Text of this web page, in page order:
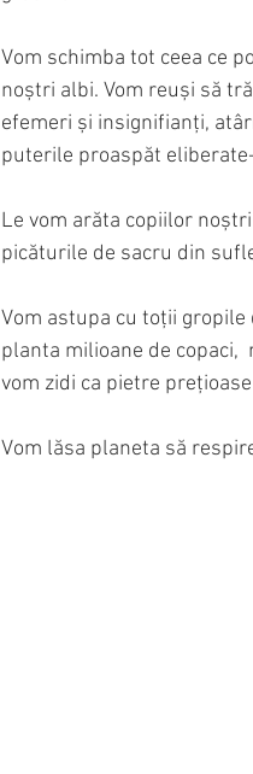
Vom schimba tot ceea ce
noștri albi. Vom reuși să
efemeri și insignifianți,
puterile proaspăt
Le vom arăta copiilor
picăturile de sacru din
Vom astupa cu toții
planta milioane de copaci,
vom zidi ca pietre
Vom lăsa planeta să